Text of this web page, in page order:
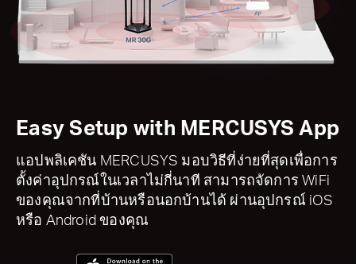
Easy Setup with MERCUSYS App
แอปพลิเคชัน MERCUSYS มอบวิธีที่ง่ายที่สุดเพื่อการ
ตั้งค่าอุปกรณ์ในเวลาไม่กี่นาที สามารถจัดการ WiFi
ของคุณจากที่บ้านหรือนอกบ้านได้ ผ่านอุปกรณ์ iOS
หรือ Android ของคุณ